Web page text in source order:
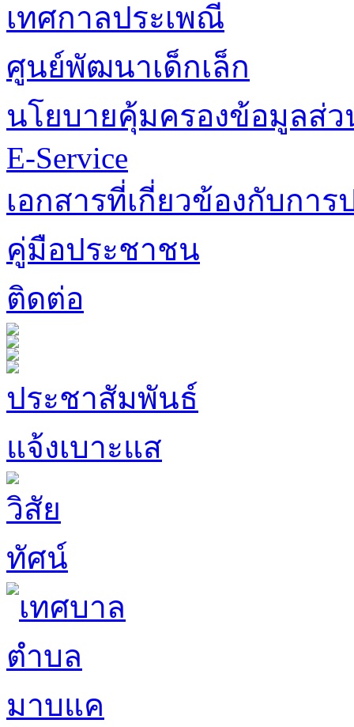
เทศกาลประเพณี
ศูนย์พัฒนาเด็กเล็ก
นโยบายคุ้มครองข้อมูลส่
E-Service
เอกสารที่เกี่ยวข้องกับกา
คู่มือประชาชน
ติดต่อ